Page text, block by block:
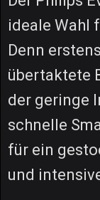
ideale Wahl
Denn
übertaktete
der geringe
schnelle
für ein
und